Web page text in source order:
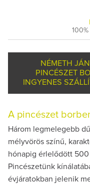
NÉMETH
PINCÉSZET
INGYENES
A pincészet
Három legmelegebb
mélyvörös színű,
hónapig érlelődött
Pincészetünk
évjáratokban jelenik